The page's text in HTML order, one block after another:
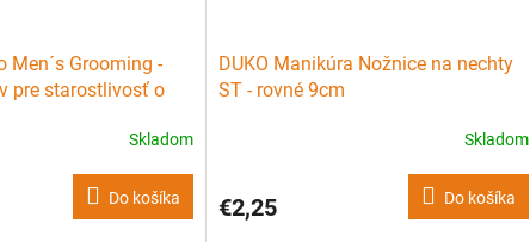
Men´s Grooming -
pre starostlivosť o
Skladom
Do košíka
DUKO Manikúra Nožnice na nechty
ST - rovné 9cm
Skladom
€2,25 Do košíka